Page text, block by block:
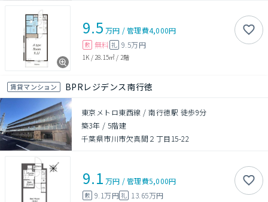
9.5 万円 /管理費4,000円
敷 無料 礼 9.5万円
1K / 28.15㎡ / 2階
賃貸マンション BPRレジデンス南行徳
東京メトロ東西線 / 南行徳駅 徒歩9分
築3年 / 5階建
千葉県市川市欠真間２丁目15-22
9.1 万円 /管理費5,000円
敷 9.1万円礼 13.65万円